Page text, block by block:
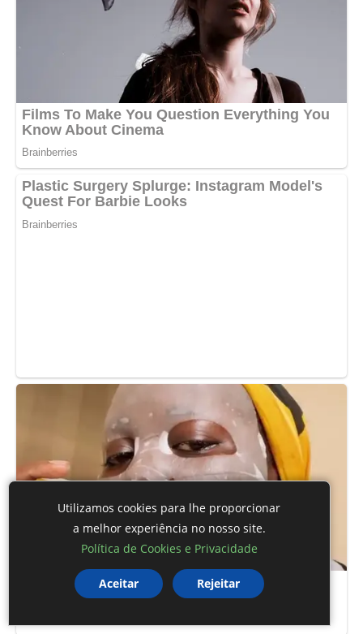
Utilizamos cookies para lhe proporcionar
a melhor experiência no nosso site.
Política de Cookies e Privacidade
Aceitar Rejeitar